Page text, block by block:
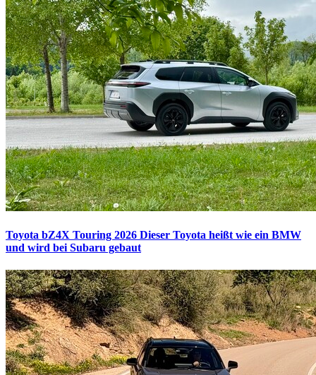
Toyota bZ4X Touring 2026 Dieser Toyota heißt wie ein BMW
und wird bei Subaru gebaut